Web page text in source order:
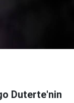
Duterte'nin